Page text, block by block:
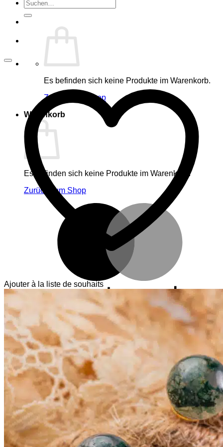
Suche
nach:
Es befinden sich keine Produkte im Warenkorb.
Zurück zum Shop
Warenkorb
Es befinden sich keine Produkte im Warenkorb.
Zurück zum Shop
Ajouter à la liste de souhaits